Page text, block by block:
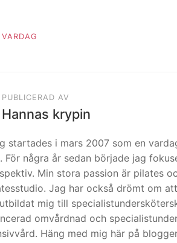
PUBLICERAD AV
Hannas krypin
startades i mars 2007 som en
För några år sedan började jag
Min stora passion är pilates
Jag har också drömt om
mig till
omvårdnad och
Häng med mig här på